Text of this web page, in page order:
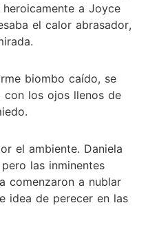
a Joyce
el calor abrasador,
biombo caído, se
los ojos llenos de
el ambiente. Daniela
las inminentes
comenzaron a nublar
idea de perecer en las